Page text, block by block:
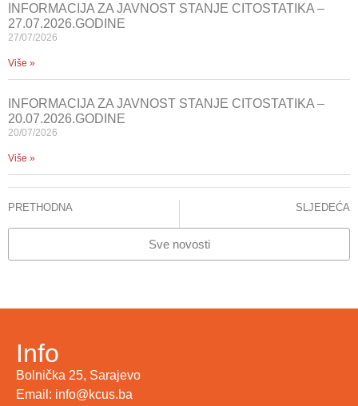
INFORMACIJA ZA JAVNOST STANJE CITOSTATIKA –
27.07.2026.GODINE
27/07/2026
Više »
INFORMACIJA ZA JAVNOST STANJE CITOSTATIKA –
20.07.2026.GODINE
20/07/2026
Više »
PRETHODNA SLJEDEĆA
Sve novosti
Info
Bolnička 25, Sarajevo
Email: info@kcus.ba